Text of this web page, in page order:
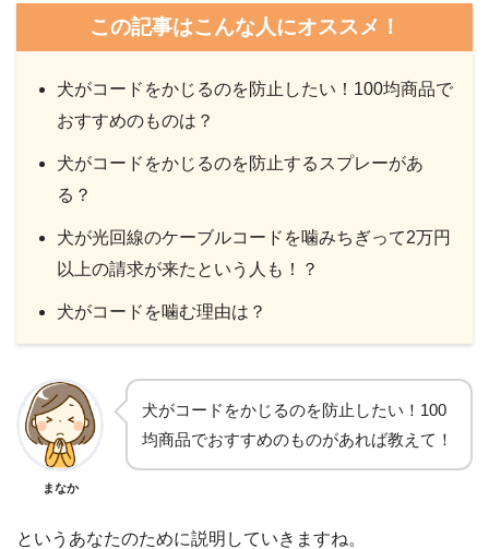
この記事はこんな人にオススメ！
犬がコードをかじるのを防止したい！100均商品で
おすすめのものは？
犬がコードをかじるのを防止するスプレーがあ
る？
犬が光回線のケーブルコードを噛みちぎって2万円
以上の請求が来たという人も！？
犬がコードを噛む理由は？
まなか
犬がコードをかじるのを防止したい！100
均商品でおすすめのものがあれば教えて！
というあなたのために説明していきますね。